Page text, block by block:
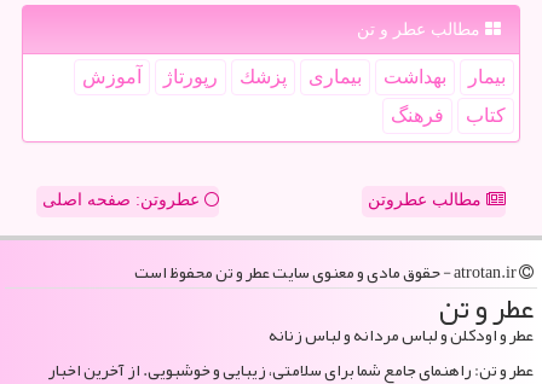
مطالب عطر و تن
بیمار بهداشت بیماری پزشك رپورتاژ
آموزش
كتاب
فرهنگ
مطالب عطروتن عطروتن: صفحه اصلی
عطر و تن
عطر و اودکلن و لباس مردانه و لباس زنانه
عطر و تن: راهنمای جامع شما برای سلامتی، زیبایی و خوشبویی. از آخرین اخبار